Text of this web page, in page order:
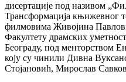
дисертације под називом
Трансформација књижевног
филмовима Живојина
Факултету драмских
Београду, под менторством
коју су чинили Дивна
Стојановић, Мирослав